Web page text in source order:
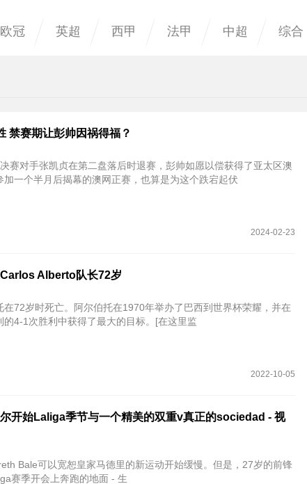
欧冠 英超 西甲 法甲 中超 综合
禁赛期让彭帅因祸得福？
赛对手张凯贞在第二盘落后时退赛，彭帅如愿以偿获得了亚太区澳
加一个半月后揭幕的澳网正赛，也算是为这个跌宕起伏
2024-02-23
Alberto队长72岁
在72岁时死亡。阿尔伯托在1970年举办了巴西到世界杯荣耀，并在
4-1次胜利中获得了最大的目标。[在这里监
2022-10-05
开始Laliga季节与一个精美的双重v真正的sociedad - 视
Bale可以宽恕皇家马德里的新运动开始缓慢。但是，27岁的前锋
赛季开会上奔跑的地面 - 生